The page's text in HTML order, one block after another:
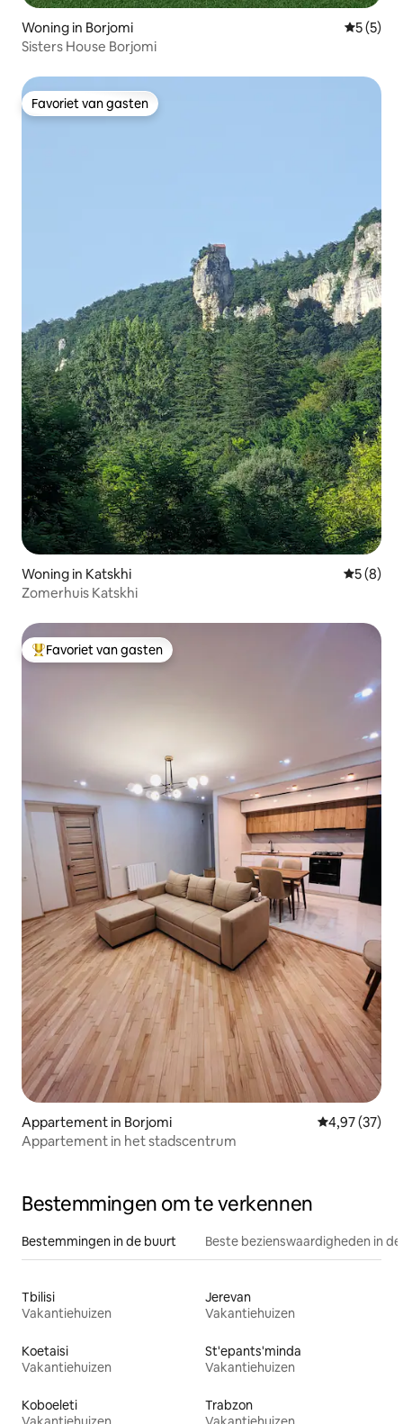
Woning in Borjomi
5 (5)
Sisters House Borjomi
Favoriet van gasten
Favoriet van gasten
Woning in Katskhi
5 (8)
Zomerhuis Katskhi
Topfavoriet van gasten
Favoriet van gasten
Appartement in Borjomi Gemiddelde
4,97 (37)
Appartement in het stadscentrum
Bestemmingen om te verkennen
Bestemmingen in de buurt Beste bezienswaardigheden in
Tbilisi
Vakantiehuizen
Jerevan
Vakantiehuizen
Koetaisi
Vakantiehuizen
St'epants'minda
Vakantiehuizen
Koboeleti
Trabzon